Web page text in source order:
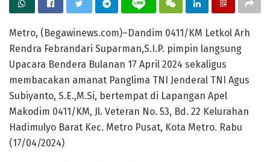
Metro, (Begawinews.com)–Dandim 0411/KM Letkol Arh
Rendra Febrandari Suparman,S.I.P. pimpin langsung
Upacara Bendera Bulanan 17 April 2024 sekaligus
membacakan amanat Panglima TNI Jenderal TNI Agus
Subiyanto, S.E.,M.Si, bertempat di Lapangan Apel
Makodim 0411/KM, Jl. Veteran No. 53, Bd. 22 Kelurahan
Hadimulyo Barat Kec. Metro Pusat, Kota Metro. Rabu
(17/04/2024)